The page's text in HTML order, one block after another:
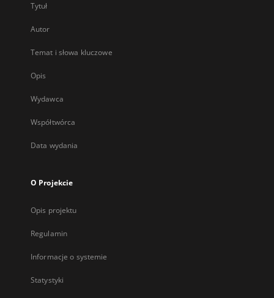
Tytuł
Autor
Temat i słowa kluczowe
Opis
Wydawca
Współtwórca
Data wydania
O Projekcie
Opis projektu
Regulamin
Informacje o systemie
Statystyki